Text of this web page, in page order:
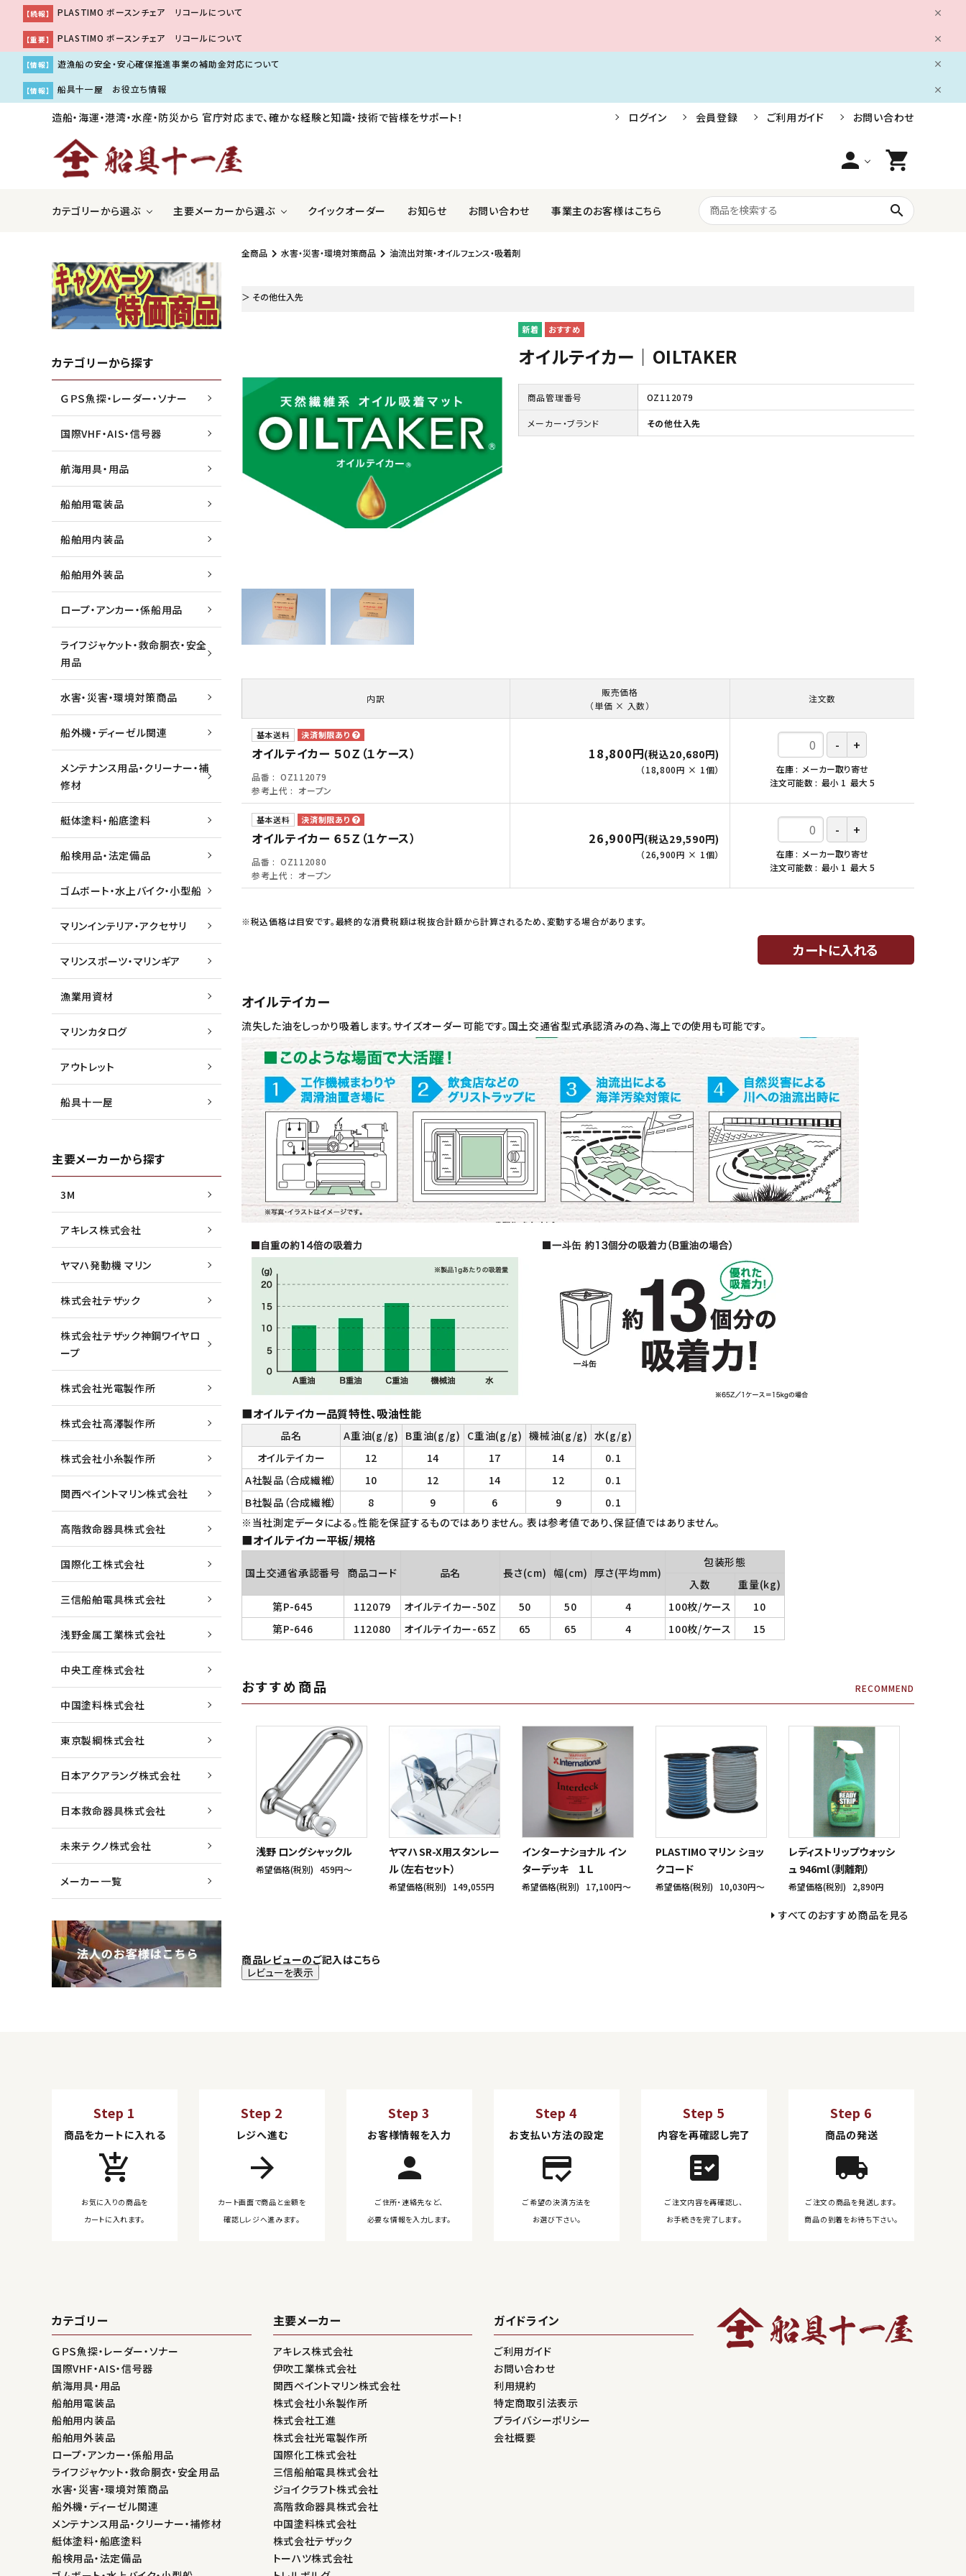
【続報】 PLASTIMO ボースンチェア リコールについて
【重要】 PLASTIMO ボースンチェア リコールについて
【情報】 遊漁船の安全・安心確保推進事業の補助金対応について
【情報】 船具十一屋 お役立ち情報
造船・海運・港湾・水産・防災から 官庁対応まで、確かな経験と知識・技術で皆様をサポート！ ログイン 会員登録 ご利用ガイド お問い合わせ
person shopping_cart
カテゴリーから選ぶ
ＧＰＳ魚探・レーダー・ソナー
船舶用内装品
水害・災害・環境対策商品 メンテナンス用品・クリーナー・補修材 艇体塗料・船底塗料
船検用品・法定備品 ゴムボート・水上バイク・小型船 マリンインテリア・アクセサリ
漁業用資材 マリンカタログ
主要メーカーから選ぶ
アキレス株式会社
株式会社工進
ジョイクラフト株式会社 中国塗料株式会社 株式会社テザック
トーハツ株式会社 トレルボルグ 日本救命器具株式会社
本多電子株式会社 未来テクノ株式会社
クイックオーダー お知らせ お問い合わせ 事業主のお客様はこちら search
全商品 水害・災害・環境対策商品 油流出対策・オイルフェンス・吸着剤
＞ その他仕入先
オイルテイカー｜OILTAKER
商品管理番号 OZ112079
メーカー・ブランド その他仕入先
内訳
販売価格
（単価 × 入数）
注文数
基本送料
オイルテイカー ５０Ｚ（１ケース）
品番
OZ112079
参考上代
オープン
18,800円(税込20,680円)
（18,800円 × 1個） 在庫
メーカー取り寄せ
注文可能数
最小 1 最大 5
基本送料
オイルテイカー ６５Ｚ（１ケース）
品番
OZ112080
参考上代
オープン
26,900円(税込29,590円)
（26,900円 × 1個） 在庫
メーカー取り寄せ
注文可能数
最小 1 最大 5
※税込価格は目安です。最終的な消費税額は税抜合計額から計算されるため、変動する場合があります。
カートに入れる
オイルテイカー
流失した油をしっかり吸着します。サイズオーダー可能です。国土交通省型式承認済みの為、海上での使用も可能です。
■オイルテイカー品質特性、吸油性能
品名 A重油(g/g) B重油(g/g) C重油(g/g) 機械油(g/g) 水(g/g)
オイルテイカー
12 14 17 14
0.1
A社製品（合成繊維）
10 12 14 12
0.1
B社製品（合成繊維）
8 9 6 9
0.1
※当社測定データによる。性能を保証するものではありません。 表は参考値であり、保証値ではありません。
■オイルテイカー平板/規格
国土交通省承認番号 商品コード 品名 長さ(cm) 幅(cm) 厚さ(平均mm)
包装形態
入数
重量(kg)
第P-645
112079 オイルテイカー-50Z 50 50 4 100枚/ケース
10
第P-646
112080 オイルテイカー-65Z 65 65 4 100枚/ケース 15
おすすめ商品 RECOMMEND
浅野 ロングシャックル
希望価格(税別) 459円〜
ヤマハ SR-X用スタンレー
ル（左右セット）
希望価格(税別) 149,055円
インターナショナル イン
ターデッキ １Ｌ
希望価格(税別) 17,100円〜
PLASTIMO マリン ショッ
クコード
希望価格(税別) 10,030円〜
レディストリップウォッシ
ュ 946ml（剥離剤）
希望価格(税別) 2,890円
すべてのおすすめ商品を見る
商品レビューのご記入はこちら
レビューを表示
カテゴリーから探す
ＧＰＳ魚探・レーダー・ソナー
国際VHF・AIS・信号器
航海用具・用品
船舶用電装品
船舶用内装品
船舶用外装品
ロープ・アンカー・係船用品
ライフジャケット・救命胴衣・安全
用品
水害・災害・環境対策商品
船外機・ディーゼル関連
メンテナンス用品・クリーナー・補
修材
艇体塗料・船底塗料
船検用品・法定備品
ゴムボート・水上バイク・小型船
マリンインテリア・アクセサリ
マリンスポーツ・マリンギア
漁業用資材
マリンカタログ
アウトレット
船具十一屋
主要メーカーから探す
3M
アキレス株式会社
ヤマハ発動機 マリン
株式会社テザック
株式会社テザック神鋼ワイヤロ
ープ
株式会社光電製作所
株式会社高澤製作所
株式会社小糸製作所
関西ペイントマリン株式会社
高階救命器具株式会社
国際化工株式会社
三信船舶電具株式会社
浅野金属工業株式会社
中央工産株式会社
中国塗料株式会社
東京製綱株式会社
日本アクアラング株式会社
日本救命器具株式会社
未来テクノ株式会社
メーカー一覧
Step 1
商品をカートに入れる
add_shopping_cart
お気に入りの商品を
カートに入れます。
Step 2
レジへ進む
arrow_forward
カート画面で商品と金額を
確認しレジへ進みます。
Step 3
お客様情報を入力
person
ご住所・連絡先など、
必要な情報を入力します。
Step 4
お支払い方法の設定
credit_score
ご希望の決済方法を
お選び下さい。
Step 5
内容を再確認し完了
fact_check
ご注文内容を再確認し、
お手続きを完了します。
Step 6
商品の発送
local_shipping
ご注文の商品を発送します。
商品の到着をお待ち下さい。
カテゴリー
ＧＰＳ魚探・レーダー・ソナー
国際VHF・AIS・信号器
航海用具・用品
船舶用電装品
船舶用内装品
船舶用外装品
ロープ・アンカー・係船用品
ライフジャケット・救命胴衣・安全用品
水害・災害・環境対策商品
船外機・ディーゼル関連
メンテナンス用品・クリーナー・補修材
艇体塗料・船底塗料
船検用品・法定備品
主要メーカー
アキレス株式会社
伊吹工業株式会社
関西ペイントマリン株式会社
株式会社小糸製作所
株式会社工進
株式会社光電製作所
国際化工株式会社
三信船舶電具株式会社
ジョイクラフト株式会社
高階救命器具株式会社
中国塗料株式会社
株式会社テザック
トーハツ株式会社
ガイドライン
ご利用ガイド
お問い合わせ
利用規約
特定商取引法表示
プライバシーポリシー
会社概要